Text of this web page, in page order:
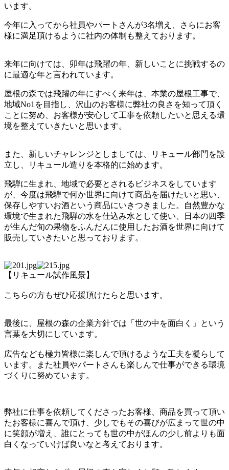
います。
今年に入ってから社員やパートさんが3名増え、さらにお客
様に満足頂けるように社内の体制も整えております。
来年に向けては、卯年は飛躍の年、新しいことに挑戦するの
に最適な年と言われています。
屋根の森では飛躍の年にすべく来年は、本業の屋根工事で、
地域No1を目指し、沢山のお客様に弊社の良さを知って頂く
ことに努め、お客様が安心して工事を依頼したいと思える環
境を整えていきたいと思います。
また、新しいチャレンジとしましては、リキュール部門を設
立し、リキュール造りを本格的に始めます。
飛騨に生まれ、地域で必要とされるビジネスをしています
が、今度は飛騨で何か世界に向けて商品を届けたいと思い、
保存しやすいお酒という商品にいきつきました。自然豊かな
環境で生まれた飛騨の水を仕込み水として使い、日本の四季
が生んだ旬の果物をふんだんに使用したお酒を世界に向けて
販売していきたいと思っております。
【リキュール試作風景】
こちらの方もぜひ応援頂けたらと思います。
最後に、屋根の森の企業方針では「世の中を面白く」という
言葉を大切にしています。
広告なども極力皆様に楽しんで頂けるような工夫を凝らして
います。また社員やパートさんも楽しんで仕事ができる環境
づくりに努めています。
弊社に仕事を依頼してくださったお客様、商品を買って頂い
たお客様に喜んで頂け、少しでもその喜びが広まって世の中
に笑顔が増え、誰にとっても世の中がほんの少し前よりも面
白くなっていけば良いなと考えております。